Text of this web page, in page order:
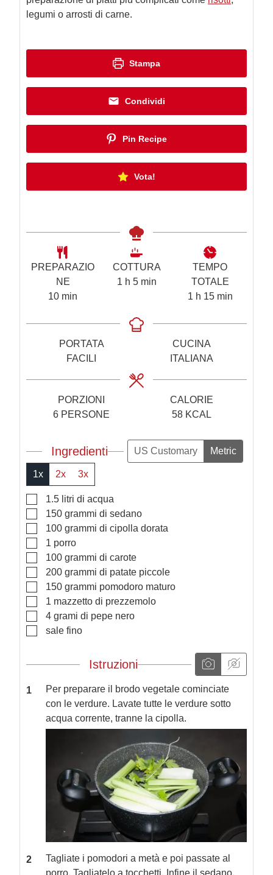
legumi o arrosti di carne.
Stampa
Condividi
Pin Recipe
Vota!
PREPARAZIO
NE
10m
n
u
min
COTTURA
1 oh 5m
u
min
TEMPO
TOTALE
1 o
a
h 15m
n
min
PORTATA
FACILI
CUCINA
ITALIANA
PORZIONI
6 PERSONE
CALORIE
58 KCAL
Ingredienti US Customary Metric
1x 2x 3x
▢
1.5 litri di acqua
▢
150 grammi di sedano
▢
100 grammi di cipolla dorata
▢
1 porro
▢
100 grammi di carote
▢
200 grammi di patate piccole
▢
150 grammi pomodoro maturo
▢
1 mazzetto di prezzemolo
▢
4 grami di pepe nero
▢
sale fino
Istruzioni
Per preparare il brodo vegetale cominciate
con le verdure. Lavate tutte le verdure sotto
acqua corrente, tranne la cipolla.
Tagliate i pomodori a metà e poi passate al
porro. Tagliatelo a tocchetti. Infine il sedano,